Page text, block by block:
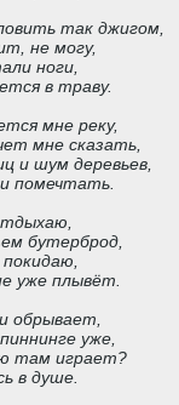
так джигом,
не могу,
ноги,
в траву.
мне реку,
мне сказать,
и шум деревьев,
помечтать.
бутерброд,
уже плывёт.
обрывает,
уже,
там играет?
в душе.